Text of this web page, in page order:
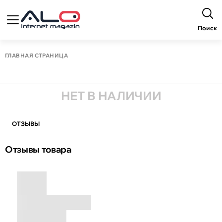
Поиск
ГЛАВНАЯ СТРАНИЦА
НЕТ В НАЛИЧИИ
ОТЗЫВЫ
Отзывы товара